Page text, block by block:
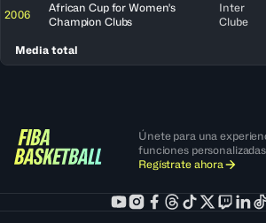
2006
African Cup for Women's
Champion Clubs
Inter
Clube
Media total
Únete para una
funciones personalizadas
Regístrate ahora